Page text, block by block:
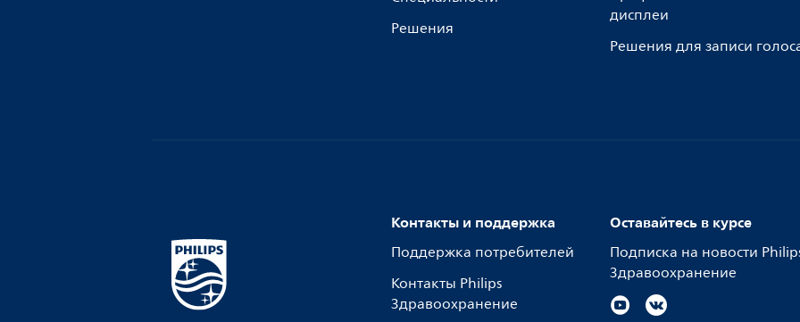
Решения
дисплеи
Решения для записи
Контакты и поддержка
Поддержка потребителей
Контакты Philips
Здравоохранение
Оставайтесь в курсе
Подписка на новости
Здравоохранение